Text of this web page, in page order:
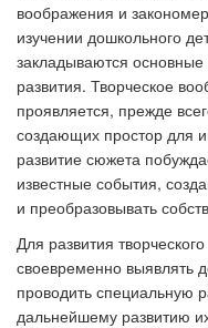
воображения и
изучении дошкольного
закладываются
развития. Творческое
проявляется, прежде
создающих простор для
развитие сюжета
известные события,
и преобразовывать
Для развития
своевременно выявлять
проводить специальную
дальнейшему развитию